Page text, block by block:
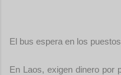
El bus espera en los
En Laos, exigen dinero por